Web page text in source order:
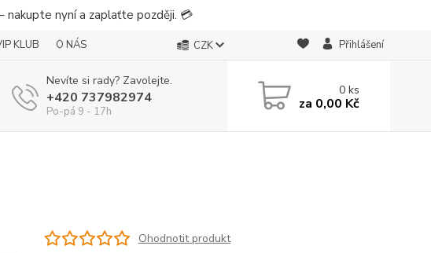
nakupte nyní a zaplaťte později. 💳
KLUB O NÁS CZK Přihlášení
Nevíte si rady? Zavolejte.
+420 737982974
Po-pá 9 - 17h
0ks
za 0,00 Kč
Ohodnotit produkt